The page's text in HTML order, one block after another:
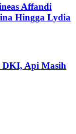
Affandi
Hingga Lydia
DKI, Api Masih